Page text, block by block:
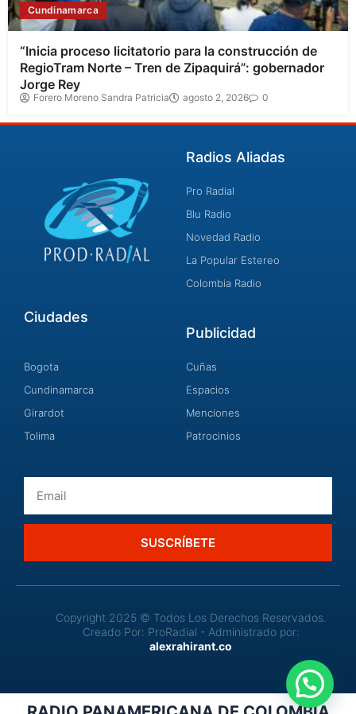
Cundinamarca
“Inicia proceso licitatorio para la construcción de
RegioTram Norte – Tren de Zipaquirá”: gobernador
Jorge Rey
Forero Moreno Sandra Patricia agosto 2, 2026 0
Radios Aliadas
Pro Radial
Blu Radio
Novedad Radio
La Popular Estereo
Colombia Radio
Ciudades
Bogota
Cundinamarca
Girardot
Tolima
Publicidad
Cuñas
Espacios
Menciones
Patrocinios
SUSCRÍBETE
Copyright 2025 © Todos Los Derechos Reservados.
Creado Por: ProRadial - Administrado por:
alexrahirant.co